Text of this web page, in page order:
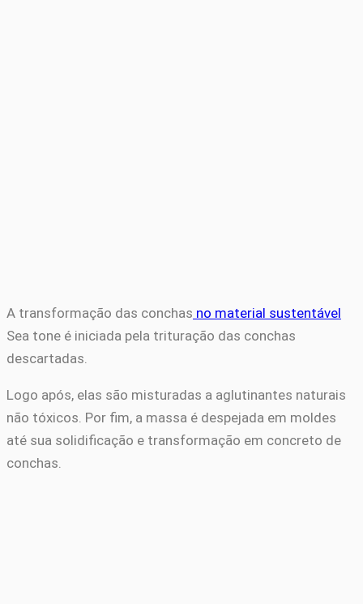
A transformação das conchas no material sustentável
Sea tone é iniciada pela trituração das conchas
descartadas.
Logo após, elas são misturadas a aglutinantes naturais
não tóxicos. Por fim, a massa é despejada em moldes
até sua solidificação e transformação em concreto de
conchas.